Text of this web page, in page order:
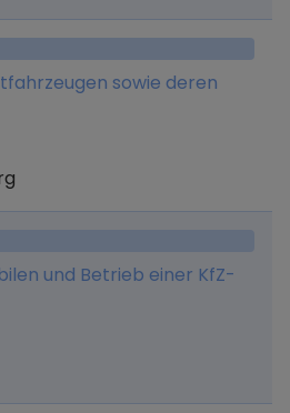
sowie deren
und Betrieb einer KfZ-